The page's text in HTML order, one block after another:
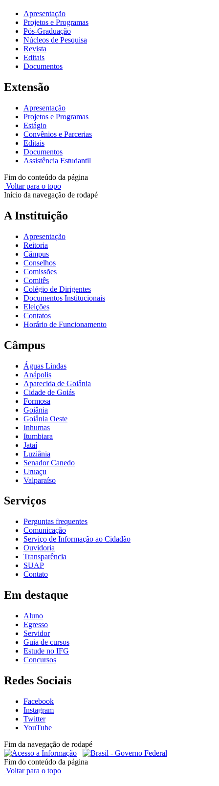
Apresentação
Projetos e Programas
Pós-Graduação
Núcleos de Pesquisa
Revista
Editais
Documentos
Extensão
Apresentação
Projetos e Programas
Estágio
Convênios e Parcerias
Editais
Documentos
Assistência Estudantil
Fim do conteúdo da página
Voltar para o topo
Início da navegação de rodapé
A Instituição
Apresentação
Reitoria
Câmpus
Conselhos
Comissões
Comitês
Colégio de Dirigentes
Documentos Institucionais
Eleições
Contatos
Horário de Funcionamento
Câmpus
Águas Lindas
Anápolis
Aparecida de Goiânia
Cidade de Goiás
Formosa
Goiânia
Goiânia Oeste
Inhumas
Itumbiara
Jataí
Luziânia
Senador Canedo
Uruaçu
Valparaíso
Serviços
Perguntas frequentes
Comunicação
Serviço de Informação ao Cidadão
Ouvidoria
Transparência
SUAP
Contato
Em destaque
Aluno
Egresso
Servidor
Guia de cursos
Estude no IFG
Concursos
Redes Sociais
Facebook
Instagram
Twitter
YouTube
Fim da navegação de rodapé
Fim do conteúdo da página
Voltar para o topo